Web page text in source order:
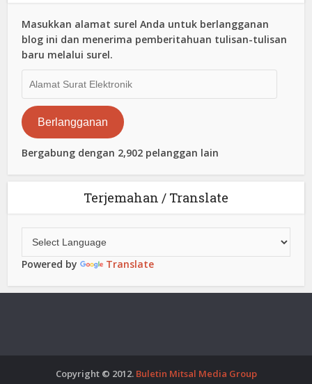
Masukkan alamat surel Anda untuk berlangganan
blog ini dan menerima pemberitahuan tulisan-tulisan
baru melalui surel.
Surat
Elektronik
Berlangganan
Bergabung dengan 2,902 pelanggan lain
Terjemahan / Translate
Powered by Translate
Copyright © 2012. Buletin Mitsal Media Group